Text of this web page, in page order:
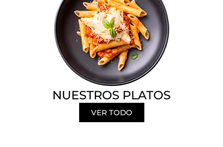
NUESTROS PLATOS
VER TODO